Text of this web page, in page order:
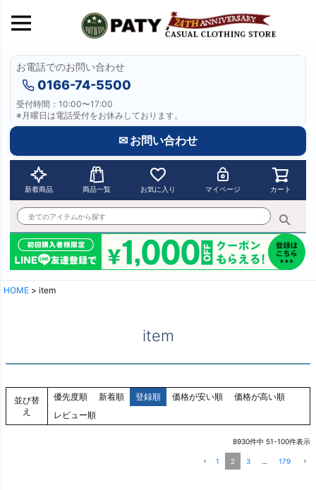
お電話でのお問い合わせ
0166-74-5500
受付時間：10:00〜17:00
※月曜日は電話受付をお休みしております。
✉ お問い合わせ
新着商品 商品一覧 お気に入り マイページ カート
HOME item
item
並び替
え
優先度順 新着順 登録順 価格が安い順
価格が高い順
レビュー順
8930件中 51-100件表示
1 2 3 … 179